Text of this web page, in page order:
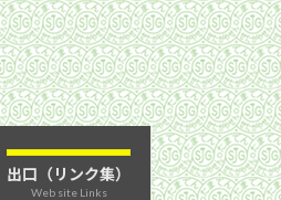
出口（リンク集）
Web site Links